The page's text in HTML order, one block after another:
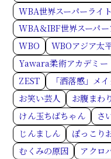
WBA世界スーパーライ
WBA＆IBF世界スーパ
WBO
WBOアジア太
Yawara柔術アカデミー
ZEST
「洒落感」メ
お笑い芸人
お腹まわり
けん玉ちばちゃん
さ
じんましん
ぽっこり
むくみの原因
アクロ